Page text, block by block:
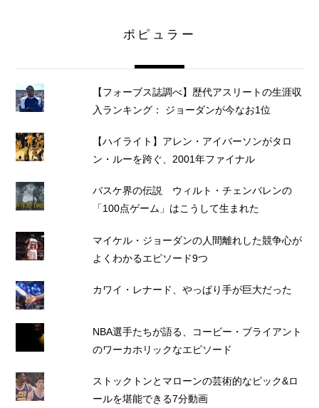
ポピュラー
【フォーブス誌調べ】歴代アスリートの生涯収
入ランキング： ジョーダンが今なお1位
【ハイライト】アレン・アイバーソンがタロ
ン・ルーを跨ぐ、2001年ファイナル
バスケ界の伝説 ウィルト・チェンバレンの
「100点ゲーム」はこうして生まれた
マイケル・ジョーダンの人間離れした競争心が
よくわかるエピソード9つ
カワイ・レナード、やっぱり手が巨大だった
NBA選手たちが語る、コービー・ブライアント
のワーカホリックなエピソード
ストックトンとマローンの芸術的なピック&ロ
ールを堪能できる7分動画